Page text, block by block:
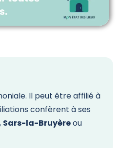
Il peut être affilié à
confèrent à ses
, Sars-la-Bruyèreou